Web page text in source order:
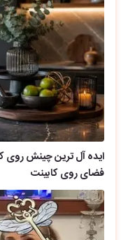
ایده آل ترین چینش روی
فضای روی کابینت